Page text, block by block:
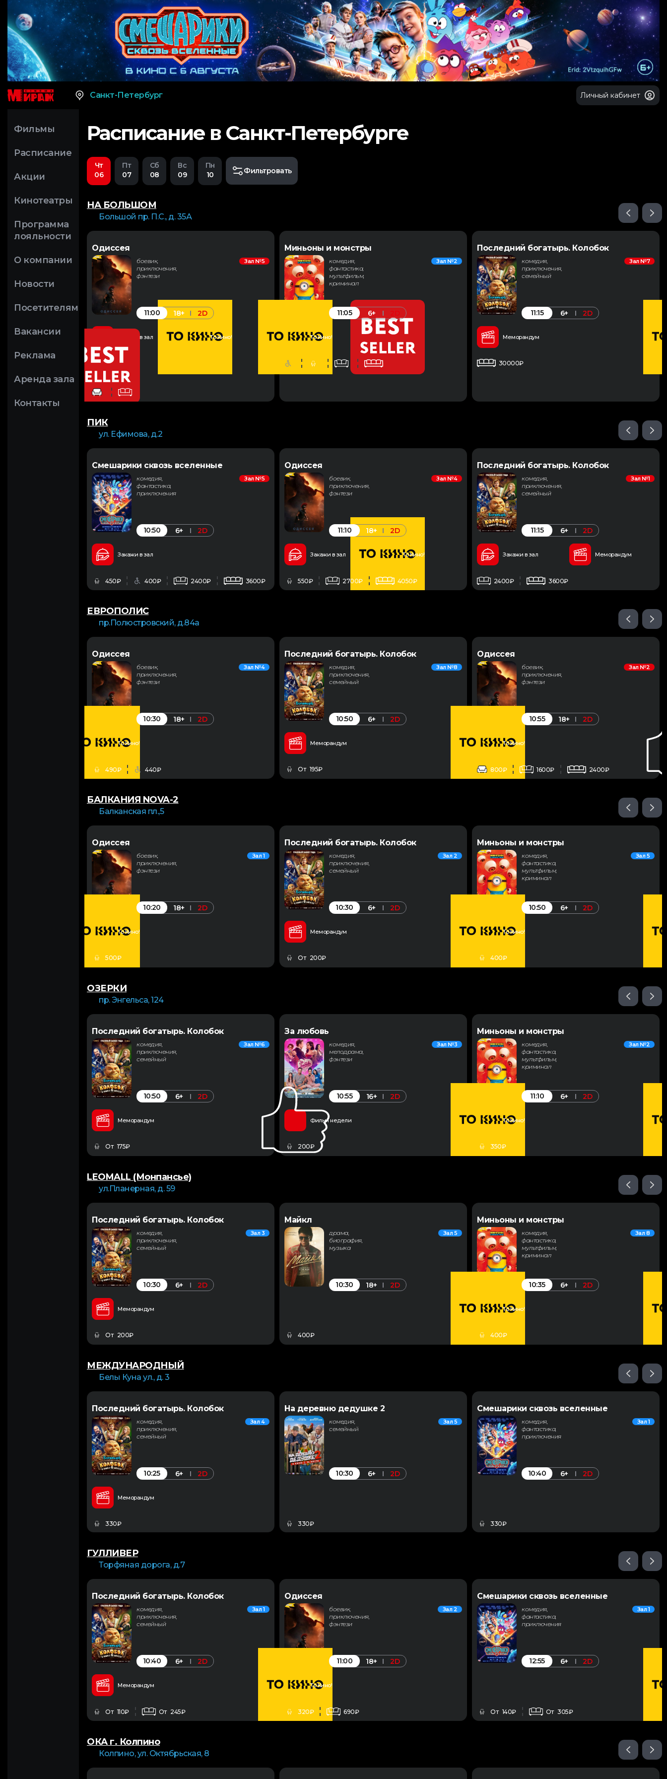
Санкт-Петербург Личный кабинет
Фильмы
Расписание
Акции
Кинотеатры
Программа
лояльности
О компании
Новости
Посетителям
Вакансии
Реклама
Аренда зала
Контакты
Расписание в Санкт-Петербурге
Чт
06
Пт
07
Сб
08
Вс
09
Пн
10
Фильтровать
НА БОЛЬШОМ
Большой пр. П.С., д. 35А
Одиссея
боевик,
приключения,
фэнтези
Зал №5
11:00 18+ 2D
Закажи в зал То Кино!
Миньоны и монстры
комедия,
фантастика,
мультфильм,
криминал
Зал №2
11:05 6+
То Кино!
Последний богатырь. Колобок
комедия,
приключения,
семейный
Зал №7
11:15 6+ 2D
Меморандум
30000₽
ПИК
ул. Ефимова, д.2
Смешарики сквозь вселенные
комедия,
фантастика,
приключения
Зал №5
10:50 6+ 2D
Закажи в зал
450₽ 400₽ 2400₽ 3600₽
Одиссея
боевик,
приключения,
фэнтези
Зал №4
11:10 18+ 2D
Закажи в зал То Кино!
550₽ 2700₽ 4050₽
Последний богатырь. Колобок
комедия,
приключения,
семейный
Зал №1
11:15 6+ 2D
Закажи в зал Меморандум
2400₽ 3600₽
ЕВРОПОЛИС
пр.Полюстровский, д.84а
Одиссея
боевик,
приключения,
фэнтези
Зал №4
10:30 18+ 2D
То Кино!
490₽ 440₽
Последний богатырь. Колобок
комедия,
приключения,
семейный
Зал №8
10:50 6+ 2D
Меморандум
От 195₽
Одиссея
боевик,
приключения,
фэнтези
Зал №2
10:55 18+ 2D
То Кино!
800₽ 1600₽ 2400₽
БАЛКАНИЯ NOVA-2
Балканская пл.,5
Одиссея
боевик,
приключения,
фэнтези
Зал 1
10:20 18+ 2D
То Кино!
500₽
Последний богатырь. Колобок
комедия,
приключения,
семейный
Зал 2
10:30 6+ 2D
Меморандум
От 200₽
Миньоны и монстры
комедия,
фантастика,
мультфильм,
криминал
Зал 5
10:50 6+ 2D
То Кино!
400₽
ОЗЕРКИ
пр. Энгельса, 124
Последний богатырь. Колобок
комедия,
приключения,
семейный
Зал №6
10:50 6+ 2D
Меморандум
От 175₽
За любовь
комедия,
мелодрама,
фэнтези
Зал №3
10:55 16+ 2D
Фильм недели
200₽
Миньоны и монстры
комедия,
фантастика,
мультфильм,
криминал
Зал №2
11:10 6+ 2D
То Кино!
350₽
LEOMALL (Монпансье)
ул.Планерная, д. 59
Последний богатырь. Колобок
комедия,
приключения,
семейный
Зал 3
10:30 6+ 2D
Меморандум
От 200₽
Майкл
драма,
биография,
музыка
Зал 5
10:30 18+ 2D
400₽
Миньоны и монстры
комедия,
фантастика,
мультфильм,
криминал
Зал 8
10:35 6+ 2D
То Кино!
400₽
МЕЖДУНАРОДНЫЙ
Белы Куна ул., д. 3
Последний богатырь. Колобок
комедия,
приключения,
семейный
Зал 4
10:25 6+ 2D
Меморандум
330₽
На деревню дедушке 2
комедия,
семейный
Зал 5
10:30 6+ 2D
330₽
Смешарики сквозь вселенные
комедия,
фантастика,
приключения
Зал 1
10:40 6+ 2D
330₽
ГУЛЛИВЕР
Торфяная дорога, д.7
Последний богатырь. Колобок
комедия,
приключения,
семейный
Зал 1
10:40 6+ 2D
Меморандум
От 110₽ От 245₽
Одиссея
боевик,
приключения,
фэнтези
Зал 2
11:00 18+ 2D
То Кино!
320₽ 690₽
Смешарики сквозь вселенные
комедия,
фантастика,
приключения
Зал 1
12:55 6+ 2D
От 140₽ От 305₽
ОКА г. Колпино
Колпино, ул. Октябрьская, 8